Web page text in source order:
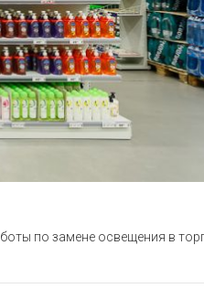
по замене освещения в